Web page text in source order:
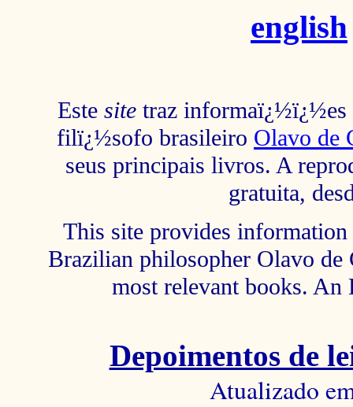
english
Este site traz informaï¿½ï¿½es
filï¿½sofo brasileiro Olavo de
seus principais livros. A
gratuita,
This site provides
Brazilian philosopher Olavo de
most relevant books.
Depoimentos de
Atualizado